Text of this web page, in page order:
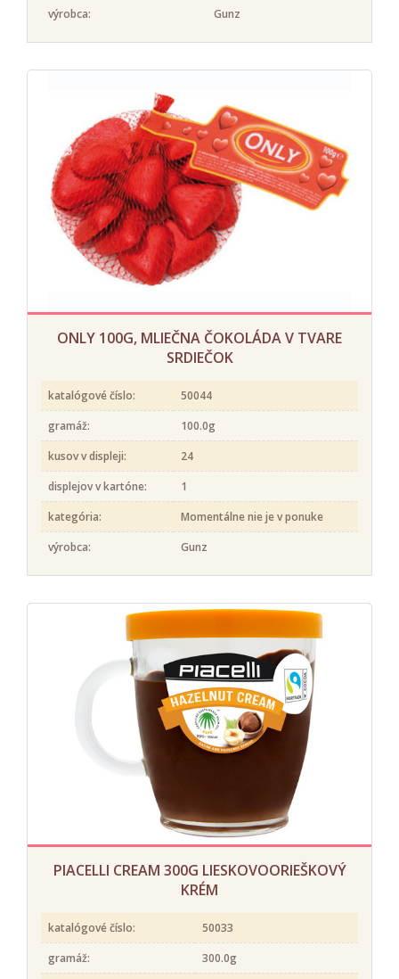
výrobca:
Gunz
ONLY 100G, MLIEČNA ČOKOLÁDA V TVARE
SRDIEČOK
katalógové číslo:
50044
gramáž:
100.0g
kusov v displeji:
24
displejov v kartóne:
1
kategória:
Momentálne nie je v ponuke
výrobca:
Gunz
PIACELLI CREAM 300G LIESKOVOORIEŠKOVÝ
KRÉM
katalógové číslo:
50033
gramáž:
300.0g